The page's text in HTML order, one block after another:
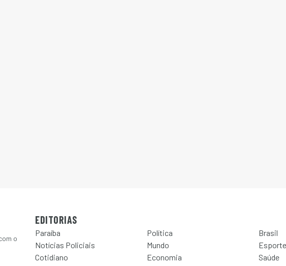
o
EDITORIAS
Paraíba Política
Brasil
Notícias Policiais
Mundo
Esporte
Cotidiano
Economia
Saúde